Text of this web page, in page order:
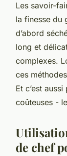
Les savoir-
la finesse du
d’abord
long et
complexes.
ces
Et c’est
coûteuses -
de chef